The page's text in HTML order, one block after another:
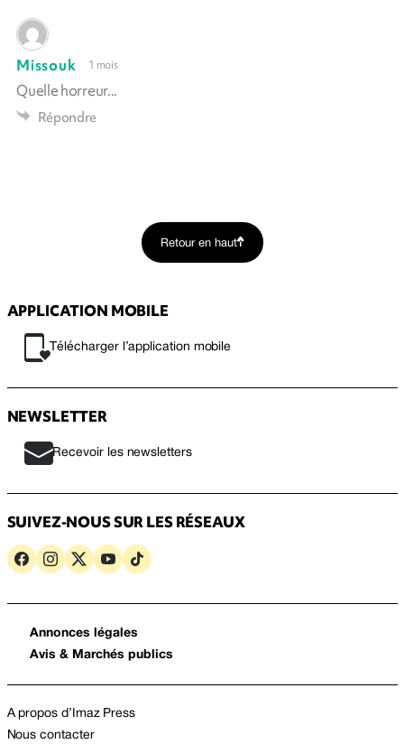
Missouk 1 mois
Quelle horreur...
Répondre
Retour en haut
APPLICATION MOBILE
Télécharger l’application mobile
NEWSLETTER
Recevoir les newsletters
SUIVEZ-NOUS SUR LES RÉSEAUX
Annonces légales
Avis & Marchés publics
A propos d’Imaz Press
Nous contacter